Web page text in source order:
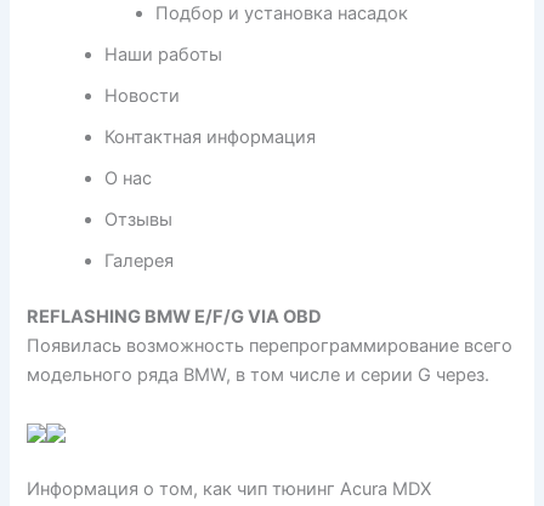
Подбор и установка насадок
Наши работы
Новости
Контактная информация
О нас
Отзывы
Галерея
REFLASHING BMW E/F/G VIA OBD
Появилась возможность перепрограммирование всего
модельного ряда BMW, в том числе и серии G через.
Информация о том, как чип тюнинг Acura MDX